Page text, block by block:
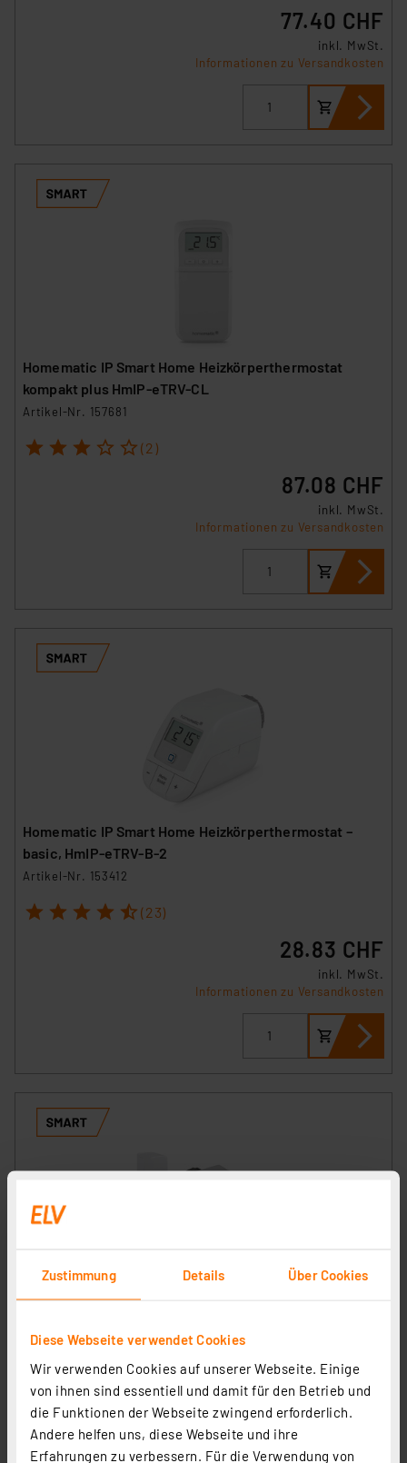
Zustimmung Details Über Cookies
Diese Webseite verwendet Cookies
Wir verwenden Cookies auf unserer Webseite. Einige
von ihnen sind essentiell und damit für den Betrieb und
die Funktionen der Webseite zwingend erforderlich.
Andere helfen uns, diese Webseite und ihre
Erfahrungen zu verbessern. Für die Verwendung von
77.40 CHF
inkl. MwSt.
Informationen zu Versandkosten
Homematic IP Smart Home Heizkörperthermostat
kompakt plus HmIP-eTRV-CL
Artikel-Nr. 157681
1 2 3 4 5 (2)
87.08 CHF
inkl. MwSt.
Informationen zu Versandkosten
Homematic IP Smart Home Heizkörperthermostat –
basic, HmIP-eTRV-B-2
Artikel-Nr. 153412
1 2 3 4 5 (23)
28.83 CHF
inkl. MwSt.
Informationen zu Versandkosten
Homematic IP Smart Home Set Heizen – easy connect,
Artikel-Nr. 153413
2 3 4 5 (29)
38.59 CHF
UVP 55.75 CHF **
inkl. MwSt.